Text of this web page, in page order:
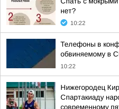
нет?
10:22
Телефоны в
обвиняемому в
10:22
Нижегородец
Спартакиаду
современному